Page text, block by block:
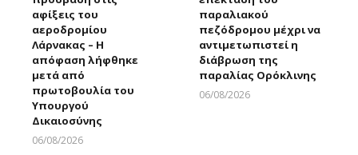
αφίξεις του
αεροδρομίου
Λάρνακας – Η
απόφαση λήφθηκε
μετά από
πρωτοβουλία του
Υπουργού
Δικαιοσύνης
06/08/2026
παραλιακού
πεζόδρομου μέχρι να
αντιμετωπιστεί η
διάβρωση της
παραλίας Ορόκλινης
06/08/2026